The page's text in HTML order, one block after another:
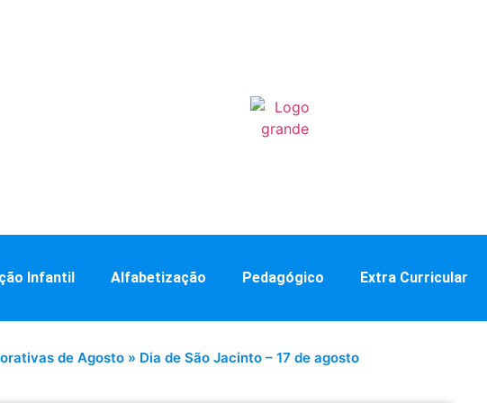
Infantil Alfabetização Pedagógico Extra Curricular
de Agosto » Dia de São Jacinto – 17 de agosto